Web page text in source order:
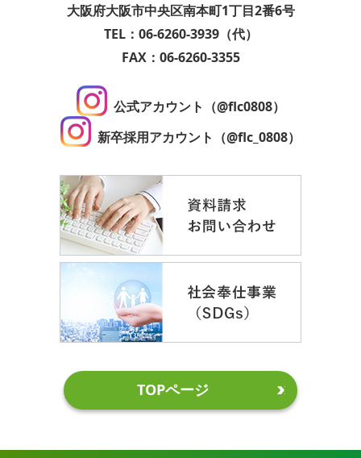
大阪府大阪市中央区南本町1丁目2番6号
TEL：06-6260-3939（代）
FAX：06-6260-3355
公式アカウント（@flc0808）
新卒採用アカウント（@flc_0808）
TOPページ